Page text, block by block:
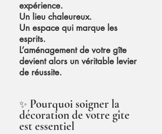
expérience.
Un lieu chaleureux.
Un espace qui marque les
esprits.
L’aménagement de votre gîte
devient alors un véritable levier
de réussite.
✨ Pourquoi soigner la
décoration de votre gîte
est essentiel